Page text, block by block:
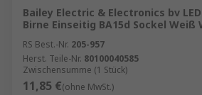
Bailey Electric & Electronics bv LED
Birne Einseitig BA15d Sockel Weiß
RS Best.-Nr. 205-957
Herst. Teile-Nr. 80100040585
Zwischensumme (1 Stück)
11,85 €(ohne MwSt.)